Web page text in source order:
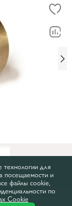
для
посещаемости и
файлы cookie,
по
Cookie